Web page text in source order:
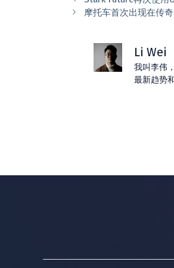
摩托车首次出现在传
Li Wei
我叫李伟
最新趋势